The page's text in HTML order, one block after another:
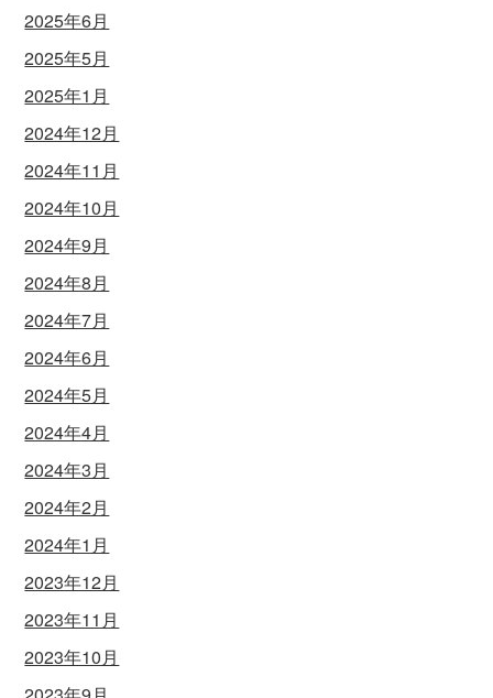
2025年6月
2025年5月
2025年1月
2024年12月
2024年11月
2024年10月
2024年9月
2024年8月
2024年7月
2024年6月
2024年5月
2024年4月
2024年3月
2024年2月
2024年1月
2023年12月
2023年11月
2023年10月